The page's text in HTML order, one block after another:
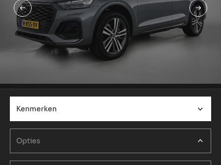
Kenmerken
Opties